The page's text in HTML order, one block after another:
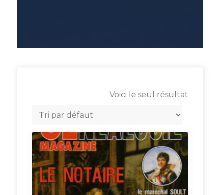
Voici le seul résultat